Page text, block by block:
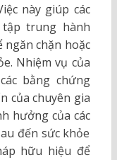
này giúp các
tập trung hành
ngăn chặn hoặc
Nhiệm vụ của
bằng chứng
của chuyên gia
hưởng của các
đến sức khỏe
hữu hiệu để